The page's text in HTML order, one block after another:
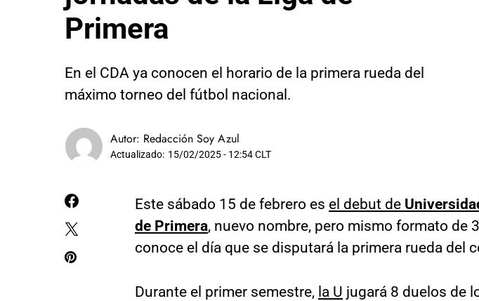
Primera
En el CDA ya conocen el horario de la primera rueda del
máximo torneo del fútbol nacional.
Autor: Redacción Soy Azul
Actualizado: 15/02/2025 - 12:54 CLT
Este sábado 15 de febrero es el debut de
de Primera, nuevo nombre, pero mismo formato de
conoce el día que se disputará la primera rueda del
Durante el primer semestre, la U jugará 8 duelos de